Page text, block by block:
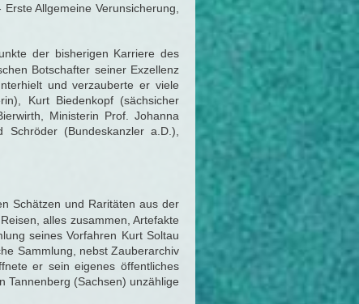
Allgemeine Verunsicherung,
der bisherigen Karriere des
Botschafter seiner Exzellenz
und verzauberte er viele
Kurt Biedenkopf (sächsicher
Ministerin Prof. Johanna
(Bundeskanzler a.D.),
Schätzen und Raritäten aus der
alles zusammen, Artefakte
seines Vorfahren Kurt Soltau
Sammlung, nebst Zauberarchiv
er sein eigenes öffentliches
Tannenberg (Sachsen) unzählige